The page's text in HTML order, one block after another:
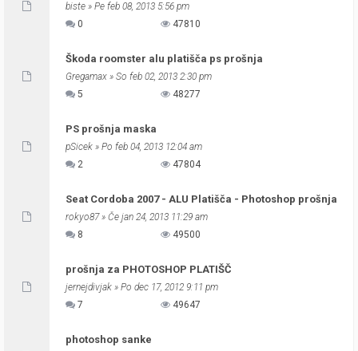
biste » Pe feb 08, 2013 5:56 pm
0
47810
Škoda roomster alu platišča ps prošnja
Gregamax » So feb 02, 2013 2:30 pm
5
48277
PS prošnja maska
pSicek » Po feb 04, 2013 12:04 am
2
47804
Seat Cordoba 2007 - ALU Platišča - Photoshop prošnja
rokyo87» Če jan 24, 2013 11:29 am
8
49500
prošnja za PHOTOSHOP PLATIŠČ
jernejdivjak » Po dec 17, 2012 9:11 pm
7
49647
photoshop sanke